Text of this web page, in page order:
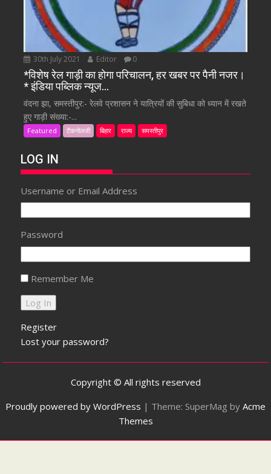
30th July 2021 Editor 0
*विशेष रेल गाड़ी का होगा परिचालन, हर खबर पर पैनी नजर।
* इंडिया पब्लिक न्यूज…
वंदना झा, समस्तीपुर:- रेलवे प्रशासन ने यात्रियों की सुबिधा को ध्यान में रखते
हुए गाड़ी संख्या:-...
Featured टैकनोलजी बिहार राज्य समस्तीपुर
LOG IN
Username or Email Address
Password
Remember Me
Register
Lost your password?
Copyright © All rights reserved
Proudly powered by WordPress | Theme: SuperMag by Acme
Themes